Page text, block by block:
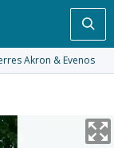
Akron & Evenos